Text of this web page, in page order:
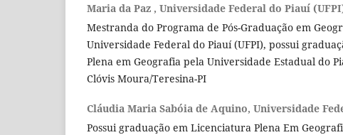
Maria da Paz , Universidade Federal do Piauí
Mestranda do Programa de Pós-Graduação em
Universidade Federal do Piauí (UFPI), possui
Plena em Geografia pela Universidade Estadual do
Clóvis Moura/Teresina-PI
Cláudia Maria Sabóia de Aquino, Universidade
Possui graduação em Licenciatura Plena Em